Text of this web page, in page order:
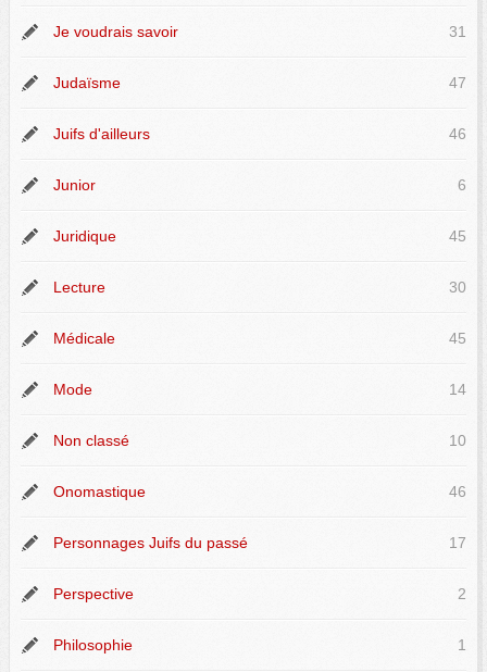
Je voudrais savoir 31
Judaïsme 47
Juifs d'ailleurs 46
Junior 6
Juridique 45
Lecture 30
Médicale 45
Mode 14
Non classé 10
Onomastique 46
Personnages Juifs du passé 17
Perspective 2
Philosophie 1